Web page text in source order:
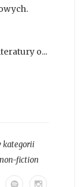
o...
kategorii
non-fiction